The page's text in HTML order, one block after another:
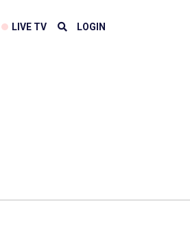
LIVE TV LOGIN